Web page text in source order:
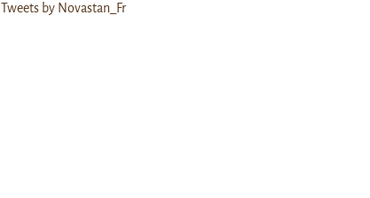
Tweets by Novastan_Fr